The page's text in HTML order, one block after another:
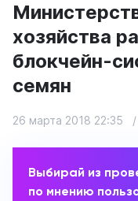
хозяйства
блокчейн-
семян
26 марта 2018 22:35 /
Выбирай из
по мнению